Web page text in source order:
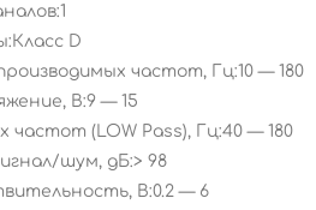
D
частот, Гц:10 — 180
В:9 — 15
частот (LOW Pass), Гц:40 — 180
шум, дБ:> 98
В:0.2 — 6